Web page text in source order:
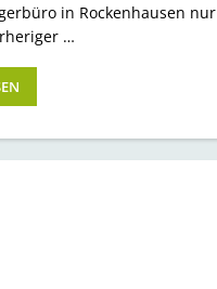
in Rockenhausen nur
…